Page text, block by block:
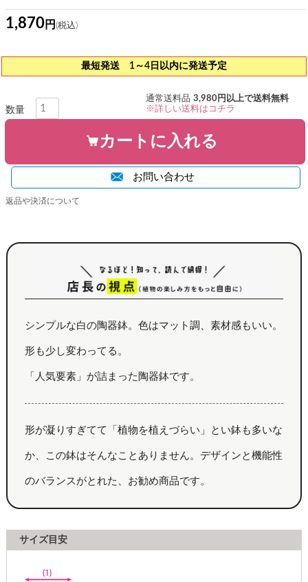
1,870
最短発送 1～4日以内に発送予定
通常送料品 3,980円以上で送料無料
※詳しい送料はコチラ
カートに入れる
お問い合わせ
返品や決済について
シンプルな白の陶器鉢。色はマット調、素材感もいい。
形も少し変わってる。
「人気要素」が詰まった陶器鉢です。
形が凝りすぎてて「植物を植えづらい」とい鉢も多いな
か、この鉢はそんなことありません。デザインと機能性
のバランスがとれた、お勧め商品です。
サイズ目安